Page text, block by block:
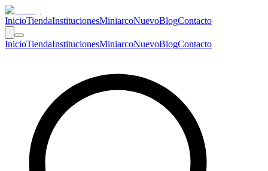
InicioTiendaInstitucionesMiniarcoNuevoBlogContacto
InicioTiendaInstitucionesMiniarcoNuevoBlogContacto